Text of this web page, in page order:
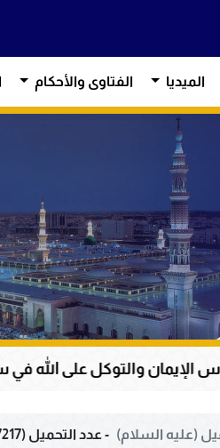
الميديا الفتاوى والأحكام
على الله في سورة يوسف
(عليه السلام) - عدد التحميل (7217)